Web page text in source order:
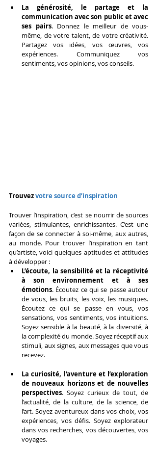
La générosité, le partage et la
communication avec son public et avec
ses pairs. Donnez le meilleur de vous-
même, de votre talent, de votre créativité.
Partagez vos idées, vos œuvres, vos
expériences. Communiquez vos
sentiments, vos opinions, vos conseils.
Trouvez votre source d’inspiration
Trouver l’inspiration, c’est se nourrir de sources
variées, stimulantes, enrichissantes. C’est une
façon de se connecter à soi-même, aux autres,
au monde. Pour trouver l’inspiration en tant
qu’artiste, voici quelques aptitudes et attitudes
à développer :
L’écoute, la sensibilité et la réceptivité
à son environnement et à ses
émotions. Écoutez ce qui se passe autour
de vous, les bruits, les voix, les musiques.
Écoutez ce qui se passe en vous, vos
sensations, vos sentiments, vos intuitions.
Soyez sensible à la beauté, à la diversité, à
la complexité du monde. Soyez réceptif aux
stimuli, aux signes, aux messages que vous
recevez.
La curiosité, l’aventure et l’exploration
de nouveaux horizons et de nouvelles
perspectives. Soyez curieux de tout, de
l’actualité, de la culture, de la science, de
l’art. Soyez aventureux dans vos choix, vos
expériences, vos défis. Soyez explorateur
dans vos recherches, vos découvertes, vos
voyages.